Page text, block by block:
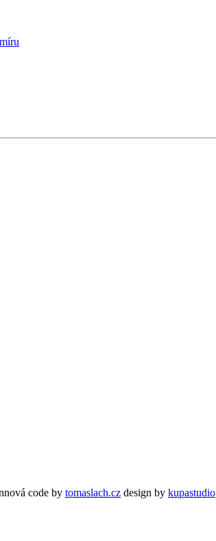
code by tomaslach.cz design by kupastudio